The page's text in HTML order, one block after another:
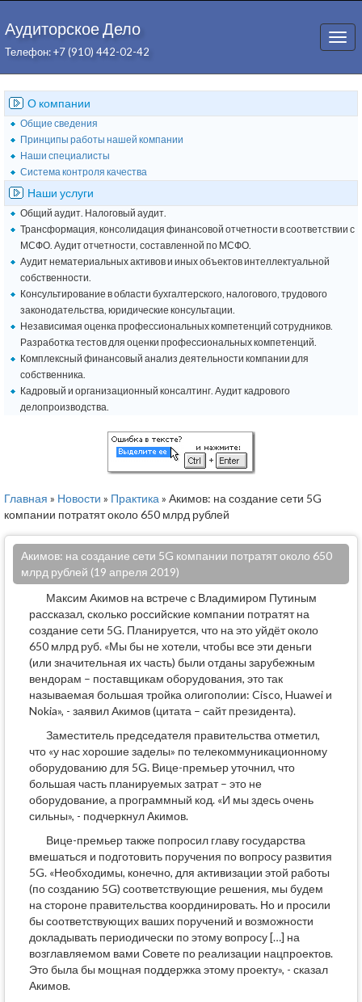
Аудиторское Дело
Телефон: +7 (910) 442-02-42
О компании
Общие сведения
Принципы работы нашей компании
Наши специалисты
Система контроля качества
Наши услуги
Общий аудит. Налоговый аудит.
Трансформация, консолидация финансовой отчетности в соответствии с
МСФО. Аудит отчетности, составленной по МСФО.
Аудит нематериальных активов и иных объектов интеллектуальной
собственности.
Консультирование в области бухгалтерского, налогового, трудового
законодательства, юридические консультации.
Независимая оценка профессиональных компетенций сотрудников.
Разработка тестов для оценки профессиональных компетенций.
Комплексный финансовый анализ деятельности компании для
собственника.
Кадровый и организационный консалтинг. Аудит кадрового
делопроизводства.
Главная » Новости » Практика » Акимов: на создание сети 5G
компании потратят около 650 млрд рублей
Акимов: на создание сети 5G компании потратят около 650
млрд рублей (19 апреля 2019)
Максим Акимов на встрече с Владимиром Путиным
рассказал, сколько российские компании потратят на
создание сети 5G. Планируется, что на это уйдёт около
650 млрд руб. «Мы бы не хотели, чтобы все эти деньги
(или значительная их часть) были отданы зарубежным
вендорам – поставщикам оборудования, это так
называемая большая тройка олигополии: Cisco, Huawei и
Nokia», - заявил Акимов (цитата – сайт президента).
Заместитель председателя правительства отметил,
что «у нас хорошие заделы» по телекоммуникационному
оборудованию для 5G. Вице-премьер уточнил, что
большая часть планируемых затрат – это не
оборудование, а программный код. «И мы здесь очень
сильны», - подчеркнул Акимов.
Вице-премьер также попросил главу государства
вмешаться и подготовить поручения по вопросу развития
5G. «Необходимы, конечно, для активизации этой работы
(по созданию 5G) соответствующие решения, мы будем
на стороне правительства координировать. Но и просили
бы соответствующих ваших поручений и возможности
докладывать периодически по этому вопросу […] на
возглавляемом вами Совете по реализации нацпроектов.
Это была бы мощная поддержка этому проекту», - сказал
Акимов.